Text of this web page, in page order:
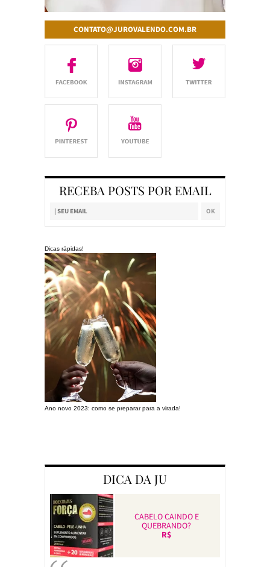
CONTATO@JUROVALENDO.COM.BR
RECEBA POSTS POR EMAIL
Dicas rápidas!
Ano novo 2023: como se preparar para a virada!
DICA DA JU
CABELO CAINDO E
QUEBRANDO?
R$